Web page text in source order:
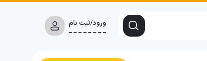
ورود/ثبت نام